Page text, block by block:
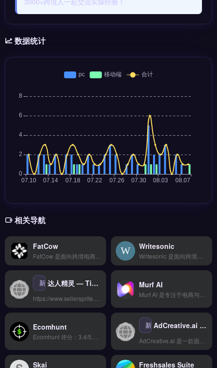
数据统计
相关导航
FatCow Writesonic
新 达人精灵 — TikTok达人营销与爆款素材分析平台 Murf AI
Ecomhunt 新 AdCreative.ai — AI广告创意生成与智能优化平台
Skai Freshsales Suite